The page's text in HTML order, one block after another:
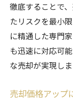
徹底することで
たリスクを最小
に精通した専門
も迅速に対応可
な売却が実現しま
売却価格アップ